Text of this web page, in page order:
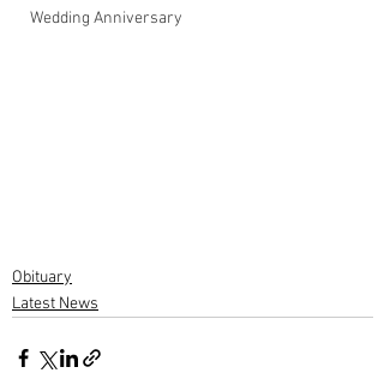
Wedding Anniversary
Obituary
Latest News